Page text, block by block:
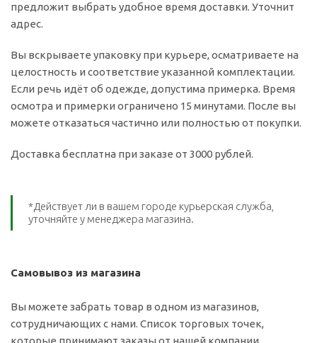
предложит выбрать удобное время доставки. Уточнит
адрес.
Вы вскрываете упаковку при курьере, осматриваете на
целостность и соответствие указанной комплектации.
Если речь идёт об одежде, допустима примерка. Время
осмотра и примерки ограничено 15 минутами. После вы
можете отказаться частично или полностью от покупки.
Доставка бесплатна при заказе от 3000 рублей.
*Действует ли в вашем городе курьерская служба,
уточняйте у менеджера магазина.
Самовывоз из магазина
Вы можете забрать товар в одном из магазинов,
сотрудничающих с нами. Список торговых точек,
которые принимают заказы от нашей компании